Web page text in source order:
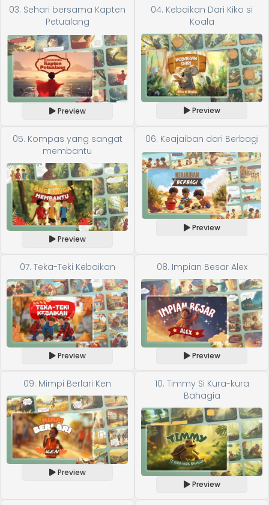
03. Sehari bersama Kapten
Petualang
Preview
04. Kebaikan Dari Kiko si
Koala
Preview
05. Kompas yang sangat
membantu
Preview
06. Keajaiban dari Berbagi
Preview
07. Teka-Teki Kebaikan
Preview
08. Impian Besar Alex
Preview
09. Mimpi Berlari Ken
Preview
10. Timmy Si Kura-kura
Bahagia
Preview